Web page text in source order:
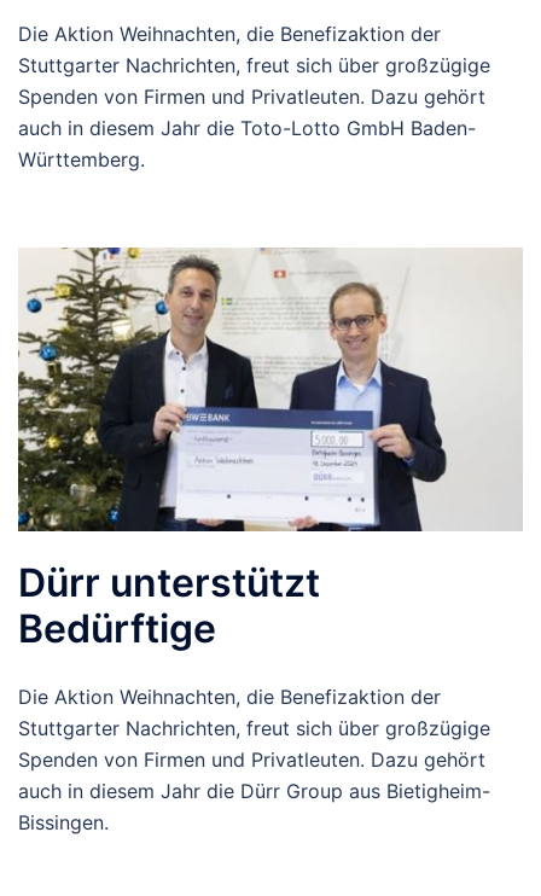
Die Aktion Weihnachten, die Benefizaktion der
Stuttgarter Nachrichten, freut sich über großzügige
Spenden von Firmen und Privatleuten. Dazu gehört
auch in diesem Jahr die Toto-Lotto GmbH Baden-
Württemberg.
Dürr unterstützt
Bedürftige
Die Aktion Weihnachten, die Benefizaktion der
Stuttgarter Nachrichten, freut sich über großzügige
Spenden von Firmen und Privatleuten. Dazu gehört
auch in diesem Jahr die Dürr Group aus Bietigheim-
Bissingen.